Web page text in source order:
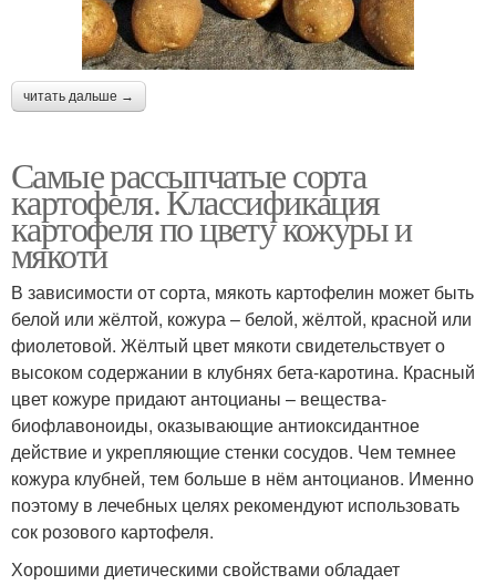
читать дальше →
Самые рассыпчатые сорта
картофеля. Классификация
картофеля по цвету кожуры и
мякоти
В зависимости от сорта, мякоть картофелин может быть
белой или жёлтой, кожура – белой, жёлтой, красной или
фиолетовой. Жёлтый цвет мякоти свидетельствует о
высоком содержании в клубнях бета-каротина. Красный
цвет кожуре придают антоцианы – вещества-
биофлавоноиды, оказывающие антиоксидантное
действие и укрепляющие стенки сосудов. Чем темнее
кожура клубней, тем больше в нём антоцианов. Именно
поэтому в лечебных целях рекомендуют использовать
сок розового картофеля.
Хорошими диетическими свойствами обладает